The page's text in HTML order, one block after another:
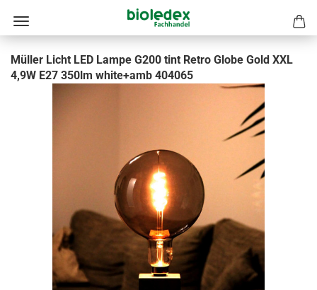
Müller Licht LED Lampe G200 tint Retro Globe Gold XXL
4,9W E27 350lm white+amb 404065